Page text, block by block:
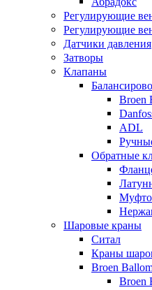
Регулирующие
Регулирующие
Датчики давления
Затворы
Клапаны
Broen
ADL
Обратные
Шаровые краны
Ситал
Краны
Broen
Broen